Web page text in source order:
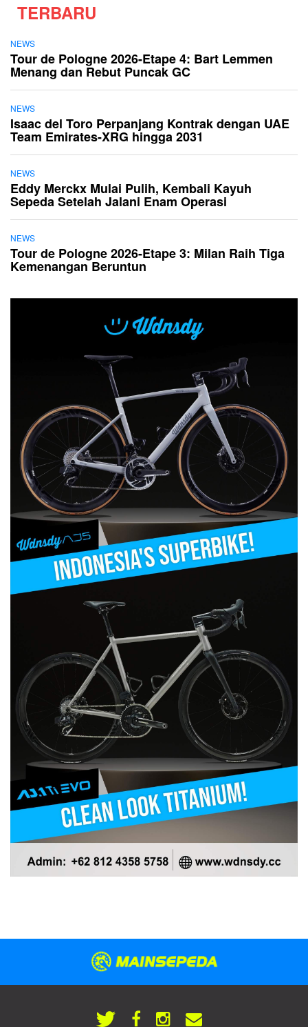
TERBARU
NEWS
Tour de Pologne 2026-Etape 4: Bart Lemmen
Menang dan Rebut Puncak GC
NEWS
Isaac del Toro Perpanjang Kontrak dengan UAE
Team Emirates-XRG hingga 2031
NEWS
Eddy Merckx Mulai Pulih, Kembali Kayuh
Sepeda Setelah Jalani Enam Operasi
NEWS
Tour de Pologne 2026-Etape 3: Milan Raih Tiga
Kemenangan Beruntun